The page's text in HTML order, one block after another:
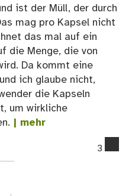
ist der Müll, der durch
mag pro Kapsel nicht
das mal auf ein
die Menge, die von
Da kommt eine
ich glaube nicht,
die Kapseln
um wirkliche
| mehr
3